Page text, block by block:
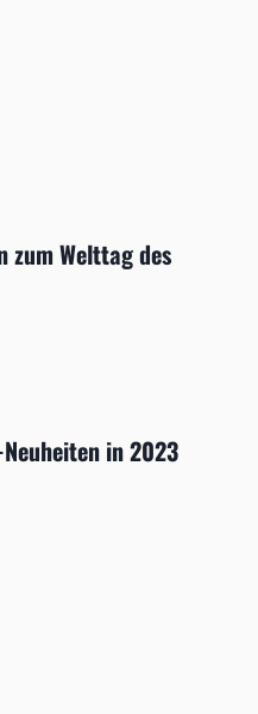
Welttag des
in 2023